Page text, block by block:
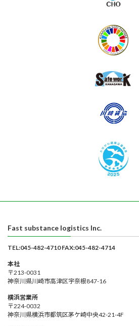
Fast substance logistics Inc.
TEL:045-482-4710 FAX:045-482-4714
本社
〒213-0031
神奈川県川崎市高津区宇奈根847-16
横浜営業所
〒224-0032
神奈川県横浜市都筑区茅ケ崎中央42-21-4F